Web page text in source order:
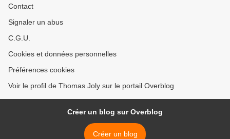
Contact
Signaler un abus
C.G.U.
Cookies et données personnelles
Préférences cookies
Voir le profil de Thomas Joly sur le portail Overblog
Créer un blog sur Overblog
Créer un blog